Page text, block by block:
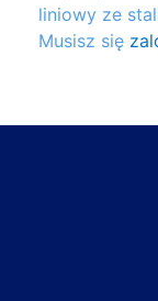
liniowy ze
Musisz się